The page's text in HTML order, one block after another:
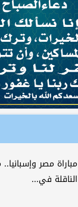
مباراة مصر
الناقلة في...